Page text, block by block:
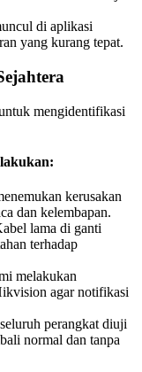
di aplikasi
yang kurang tepat.
mengidentifikasi
kerusakan
dan kelembapan.
lama di ganti
terhadap
melakukan
agar notifikasi
perangkat diuji
normal dan tanpa